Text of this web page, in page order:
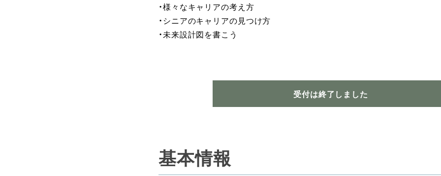
・様々なキャリアの考え方
・シニアのキャリアの見つけ方
・未来設計図を書こう
受付は終了しました
基本情報